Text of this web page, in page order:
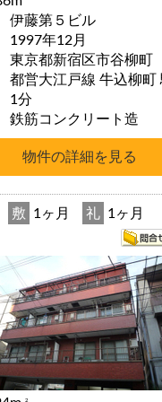
伊藤第５ビル
1997年12月
東京都新宿区市谷柳町
都営大江戸線 牛込柳町 駅 徒歩
1分
鉄筋コンクリート造
敷 1ヶ月 礼 1ヶ月
2